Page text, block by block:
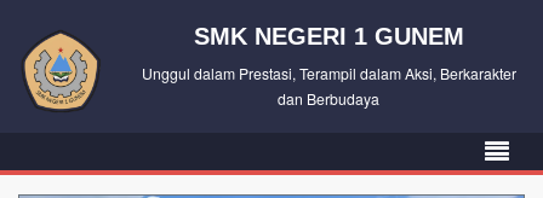
SMK NEGERI 1 GUNEM
Unggul dalam Prestasi, Terampil dalam Aksi, Berkarakter
dan Berbudaya